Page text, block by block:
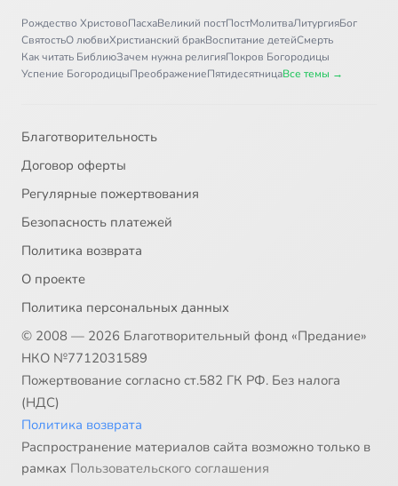
Рождество ХристовоПасхаВеликий постПостМолитваЛитургияБог
СвятостьО любвиХристианский бракВоспитание детейСмерть
Как читать БиблиюЗачем нужна религияПокров Богородицы
Успение БогородицыПреображениеПятидесятницаВсе темы →
Благотворительность
Договор оферты
Регулярные пожертвования
Безопасность платежей
Политика возврата
О проекте
Политика персональных данных
© 2008 — 2026 Благотворительный фонд «Предание»
НКО №7712031589
Пожертвование согласно ст.582 ГК РФ. Без налога
(НДС)
Политика возврата
Распространение материалов сайта возможно только в
рамках Пользовательского соглашения